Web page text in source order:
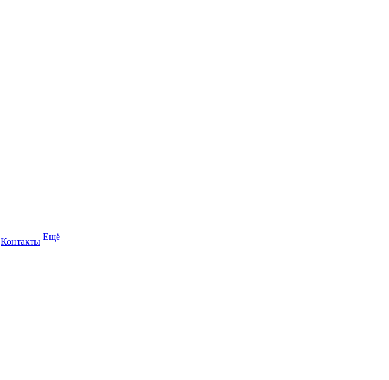
Контакты Ещё